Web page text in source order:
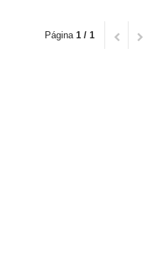
Página 1 / 1